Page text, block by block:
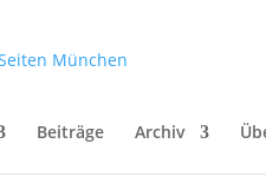
Beiträge Archiv